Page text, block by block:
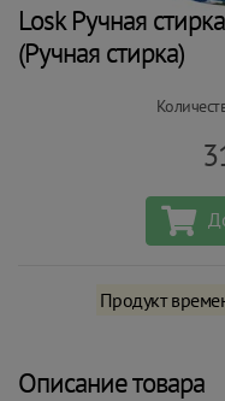
Losk Ручная
(Ручная стирка)
Продукт
Описание товара